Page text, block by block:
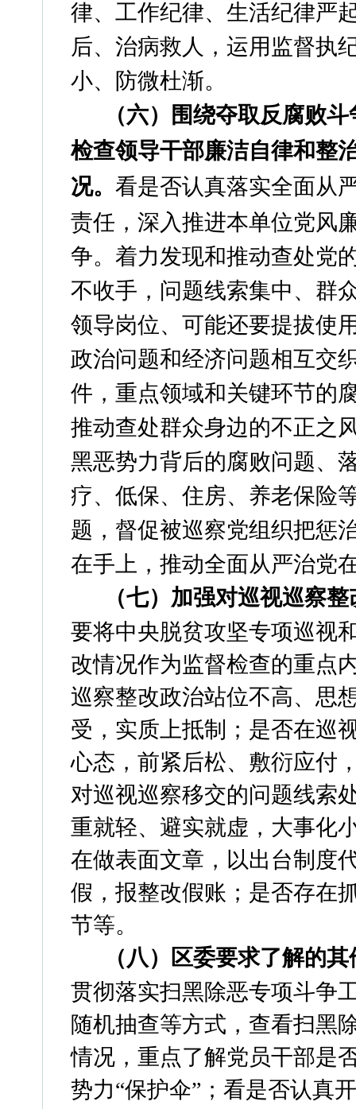
律、工作纪律、生活纪律严
后、治病救人，运用监督执
小、防微杜渐。
（六）
围绕夺取反腐败
检查领导干部廉洁自律和整
况。 看是否认真落实全面从
责任，深入推进本单位党风
争。着力发现和推动查处党
不收手，问题线索集中、群
领导岗位、可能还要提拔使
政治问题和经济问题相互交
件，重点领域和关键环节的
推动查处群众身边的不正之
黑恶势力背后的腐败问题、
疗、低保、住房、养老保险
题，督促被巡察党组织把惩
在手上，推动全面从严治党
（七） 加强对巡视巡察
要将中央脱贫攻坚专项巡视
改情况作为监督检查的重点
巡察整改政治站位不高、思
受，实质上抵制；是否在巡
心态，前紧后松、敷衍应付
对巡视巡察移交的问题线索
重就轻、避实就虚，大事化
在做表面文章，以出台制度
假，报整改假账；是否存在
节等。
（八）区委要求了解的
贯彻落实扫黑除恶专项斗争
随机抽查等方式，查看扫黑
情况，重点了解党员干部是
势力“保护伞”；看是否认真